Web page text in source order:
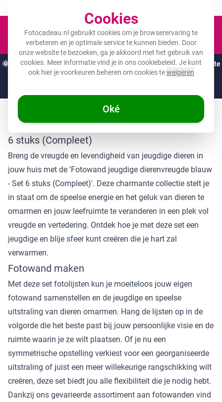
Cookies
Fotocadeau.nl gebruikt cookies om je browserervaring te
verbeteren en je optimale service te kunnen bieden. Door
onze website te bezoeken, ga je akkoord met het gebruik van
cookies. Meer informatie vind je in onscookiebeleid. Je kunt
ook hier je voorkeuren beheren om cookies teweigeren
Oké
🌞 ZOMERDEALS:De hoogste kortingen van het jaar op jouw favoriete
cadeaus! 🌞
Fotowand jeugdige dierenvreugde blauw - Set
6 stuks (Compleet)
Breng de vreugde en levendigheid van jeugdige dieren in
jouw huis met de 'Fotowand jeugdige dierenvreugde blauw
- Set 6 stuks (Compleet)'. Deze charmante collectie stelt je
in staat om de speelse energie en het geluk van dieren te
omarmen en jouw leefruimte te veranderen in een plek vol
vreugde en vertedering. Ontdek hoe je met deze set een
jeugdige en blije sfeer kunt creëren die je hart zal
verwarmen.
Fotowand maken
Met deze set fotolijsten kun je moeiteloos jouw eigen
fotowand samenstellen en de jeugdige en speelse
uitstraling van dieren omarmen. Hang de lijsten op in de
volgorde die het beste past bij jouw persoonlijke visie en de
ruimte waarin je ze wilt plaatsen. Of je nu een
symmetrische opstelling verkiest voor een georganiseerde
uitstraling of juist een meer willekeurige rangschikking wilt
creëren, deze set biedt jou alle flexibiliteit die je nodig hebt.
Dankzij ons gevarieerde assortiment aan fotowanden vind